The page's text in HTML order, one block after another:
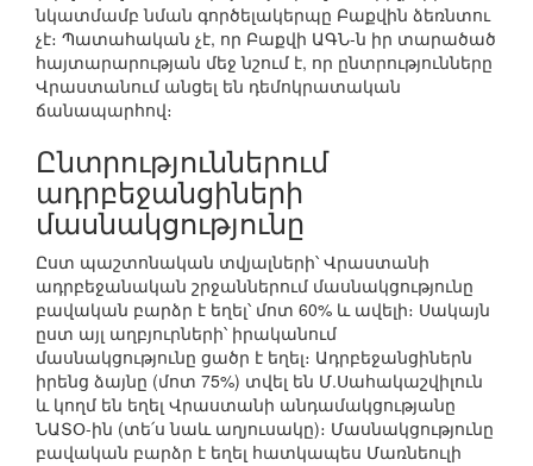
նկատմամբ նման գործելակերպը Բաքվին ձեռնտու
չէ։ Պատահական չէ, որ Բաքվի ԱԳՆ-ն իր տարածած
հայտարարության մեջ նշում է, որ ընտրությունները
Վրաստանում անցել են դեմոկրատական
ճանապարհով։
Ընտրություններում
ադրբեջանցիների
մասնակցությունը
Ըստ պաշտոնական տվյալների՝ Վրաստանի
ադրբեջանական շրջաններում մասնակցությունը
բավական բարձր է եղել՝ մոտ 60% և ավելի։ Սակայն
ըստ այլ աղբյուրների՝ իրականում
մասնակցությունը ցածր է եղել։ Ադրբեջանցիներն
իրենց ձայնը (մոտ 75%) տվել են Մ.Սահակաշվիլուն
և կողմ են եղել Վրաստանի անդամակցությանը
ՆԱՏՕ-ին (տե՛ս նաև աղյուսակը)։ Մասնակցությունը
բավական բարձր է եղել հատկապես Մառնեուլի